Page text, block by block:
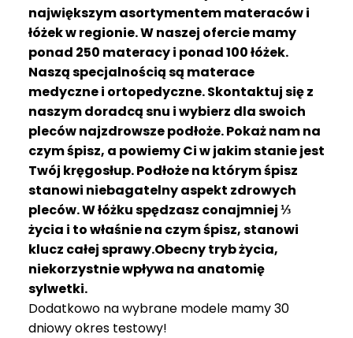
największym asortymentem materaców i
łóżek w regionie. W naszej ofercie mamy
ponad 250 materacy i ponad 100 łóżek.
Naszą specjalnością są materace
medyczne i ortopedyczne. Skontaktuj się z
naszym doradcą snu i wybierz dla swoich
pleców najzdrowsze podłoże. Pokaż nam na
czym śpisz, a powiemy Ci w jakim stanie jest
Twój kręgosłup. Podłoże na którym śpisz
stanowi niebagatelny aspekt zdrowych
pleców. W łóżku spędzasz conajmniej ⅓
życia i to właśnie na czym śpisz, stanowi
klucz całej sprawy.Obecny tryb życia,
niekorzystnie wpływa na anatomię
sylwetki.
Dodatkowo na wybrane modele mamy 30
dniowy okres testowy!